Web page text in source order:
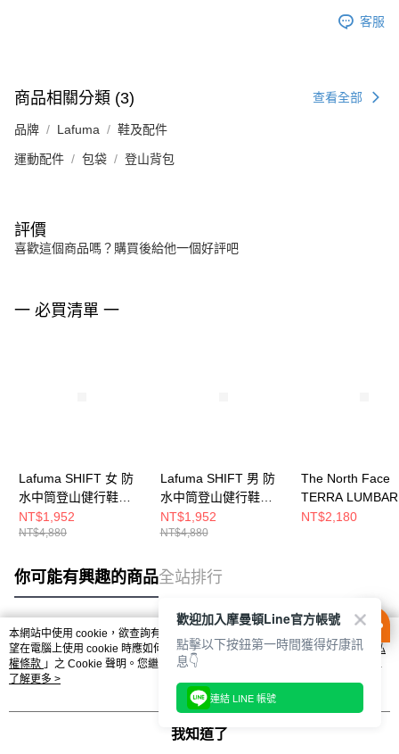
客服
商品相關分類 (3) 查看全部
品牌 Lafuma 鞋及配件
運動配件 包袋 登山背包
評價
喜歡這個商品嗎？購買後給他一個好評吧
一 必買清單 一
Lafuma SHIFT 女 防
水中筒登山健行鞋
LFG22750247
NT$1,952
NT$4,880
Lafuma SHIFT 男 防
水中筒登山健行鞋
LFG22740247
NT$1,952
NT$4,880
The North Face
TERRA
男女 登山背包
NT$2,180
你可能有興趣的商品全站排行
熱門標籤
本網站中使用 cookie，欲查詢有關本網站使用 cookie 方式之詳情，及若您不希
望在電腦上使用 cookie 時應如何變更電腦的 cookie 設定，請參閱本網站「
隱私
權條款 」之 Cookie 聲明。您繼續使用本網站即表示您同意本公司得按本網站使
用條款之 Cookie 聲明使用 cookie。
了解更多 >
我知道了
歡迎加入摩曼頓Line官方帳號
點擊以下按鈕第一時間獲得好康訊
息👇
連結 LINE 帳號